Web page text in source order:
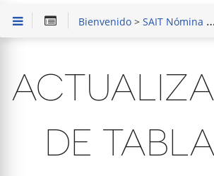
Bienvenido> SAIT Nómina
DE